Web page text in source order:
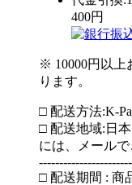
400円
※ 10000円以上
ります。
□ 配送方法:K-
□ 配送地域:日
には、メールで
□ 配送期間 : 商